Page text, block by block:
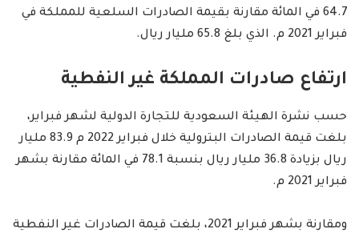
64.7 في المائة مقارنة بقيمة الصادرات السلعية للمملكة في
فبراير 2021 م. الذي بلغ 65.8 مليار ريال.
ارتفاع صادرات المملكة غير النفطية
حسب نشرة الهيئة السعودية للتجارة الدولية لشهر فبراير،
بلغت قيمة الصادرات البترولية خلال فبراير 2022 م 83.9 مليار
ريال بزيادة 36.8 مليار ريال بنسبة 78.1 في المائة مقارنة بشهر
فبراير 2021 م.
ومقارنة بشهر فبراير 2021، بلغت قيمة الصادرات غير النفطية